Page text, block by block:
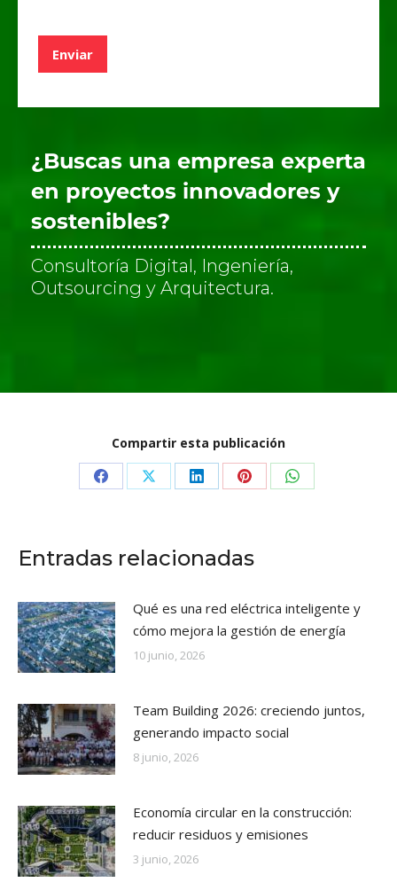
d
v
r
i
c
a
c
i
ó
n
*
Enviar
¿Buscas una empresa experta
en proyectos innovadores y
sostenibles?
Consultoría Digital, Ingeniería,
Outsourcing y Arquitectura.
Compartir esta publicación
Share Share Share Share Share
Entradas relacionadas
Qué es una red eléctrica inteligente y
cómo mejora la gestión de energía
10 junio, 2026
Team Building 2026: creciendo juntos,
generando impacto social
8 junio, 2026
Economía circular en la construcción:
reducir residuos y emisiones
3 junio, 2026